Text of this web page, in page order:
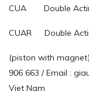
CUA Double
CUAR Double
(piston with
906 663 / Email :
Viet Nam